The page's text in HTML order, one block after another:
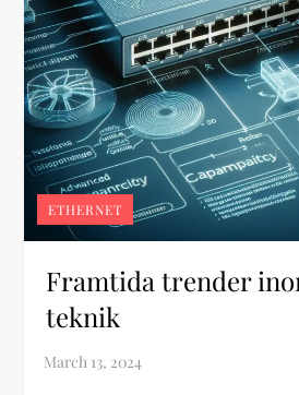
ETHERNET
Framtida trender
teknik